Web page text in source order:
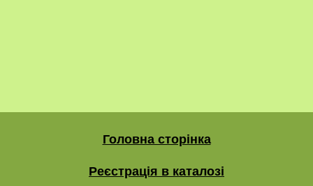
Головна сторінка
Реєстрація в каталозі